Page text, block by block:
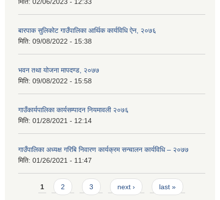
बारपाक सुलिकोट गाउँपालिका आर्थिक कार्यविधि ऐन, २०७६
मिति: 09/08/2022 - 15:38
भवन तथा योजना मापदण्ड, २०७७
मिति: 09/08/2022 - 15:58
गाउँकार्यपालिका कार्यसम्पादन नियमावली २०७६
मिति: 01/28/2021 - 12:14
गाउँपालिका अध्यक्ष गरिबि निवारण कार्यक्रम सन्चालन कार्यविधि – २०७७
मिति: 01/26/2021 - 11:47
Pages
1 2 3 next › last »